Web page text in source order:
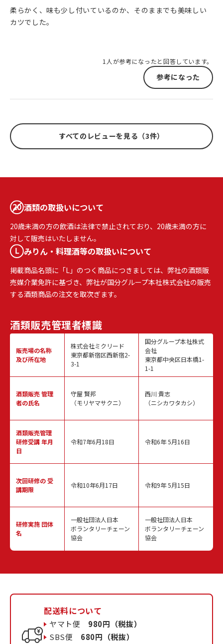
柔らかく、味も少し付いているのか、そのままでも美味しい
カツでした。
1人が参考になったと回答しています。
参考になった
すべてのレビューを見る（3件）
酒類の取扱いについて
20歳未満の方の飲酒は法律で禁止されており、20歳未満の方に
対して販売はいたしません。
みりん・料理酒等の取扱いについて
掲載商品名頭に「L」のつく商品につきましては、弊社の酒類販
売媒介業免許に基づき、弊社が国分グループ本社株式会社の販売
する酒類商品の注文を取次ぎます。
酒類販売管理者標識
販売場の名称
及び所在地
酒類販売管理
者の氏名
酒類販売管理
研修受講 年月
日
次回研修の受
講期限
研修実施 団体
名
株式会社ミクリード
東京都新宿区西新宿2-
3-1
守屋 賢邦
（モリヤマサクニ）
令和7年6月18日
令和10年6月17日
一般社団法人日本
ボランタリーチェーン
協会
国分グループ本社株式
会社
東京都中央区日本橋1-
1-1
西川 貴志
（ニシカワタカシ）
令和6年 5月16日
令和9年 5月15日
一般社団法人日本
ボランタリーチェーン
協会
配送料について
ヤマト便 980円（税抜）
SBS便 680円（税抜）